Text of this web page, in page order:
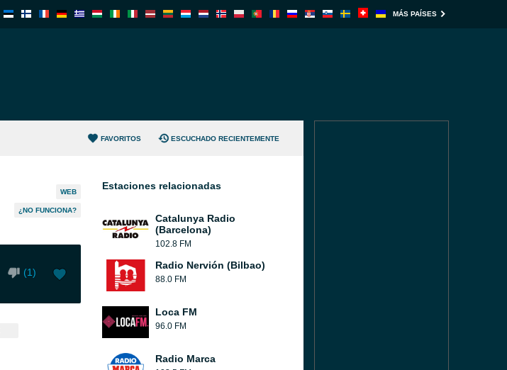
MÁS PAÍSES
FAVORITOS ESCUCHADO RECIENTEMENTE
WEB
¿NO FUNCIONA?
(1)
Estaciones relacionadas
Catalunya Radio
(Barcelona)
102.8 FM
Radio Nervión (Bilbao)
88.0 FM
Loca FM
96.0 FM
Radio Marca